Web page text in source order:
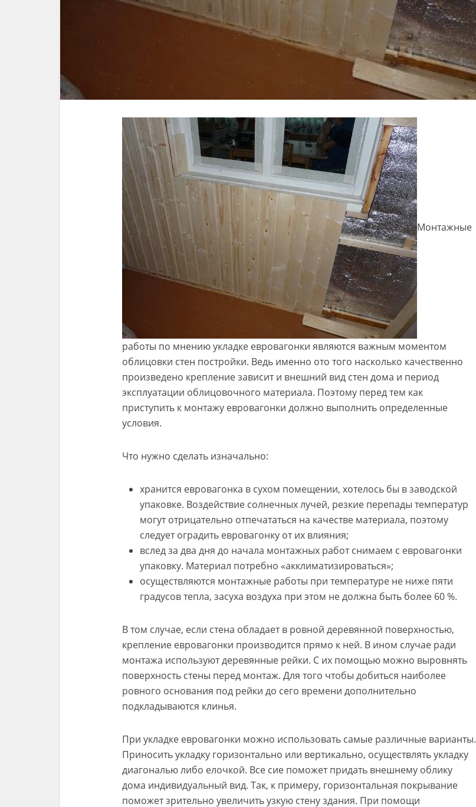
Монтажные
работы по мнению укладке евровагонки являются важным моментом
облицовки стен постройки. Ведь именно ото того насколько качественно
произведено крепление зависит и внешний вид стен дома и период
эксплуатации облицовочного материала. Поэтому перед тем как
приступить к монтажу евровагонки должно выполнить определенные
условия.
Что нужно сделать изначально:
хранится евровагонка в сухом помещении, хотелось бы в заводской
упаковке. Воздействие солнечных лучей, резкие перепады температур
могут отрицательно отпечататься на качестве материала, поэтому
следует оградить евровагонку от их влияния;
вслед за два дня до начала монтажных работ снимаем с евровагонки
упаковку. Материал потребно «акклиматизироваться»;
осуществляются монтажные работы при температуре не ниже пяти
градусов тепла, засуха воздуха при этом не должна быть более 60 %.
В том случае, если стена обладает в ровной деревянной поверхностью,
крепление евровагонки производится прямо к ней. В ином случае ради
монтажа используют деревянные рейки. С их помощью можно выровнять
поверхность стены перед монтаж. Для того чтобы добиться наиболее
ровного основания под рейки до сего времени дополнительно
подкладываются клинья.
При укладке евровагонки можно использовать самые различные варианты.
Приносить укладку горизонтально или вертикально, осуществлять укладку
диагональю либо елочкой. Все сие поможет придать внешнему облику
дома индивидуальный вид. Так, к примеру, горизонтальная покрывание
поможет зрительно увеличить узкую стену здания. При помощи